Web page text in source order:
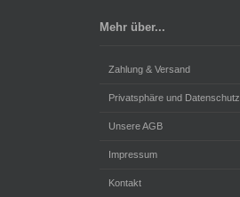
Mehr über...
Zahlung & Versand
Privatsphäre und Datenschutz
Unsere AGB
Impressum
Kontakt